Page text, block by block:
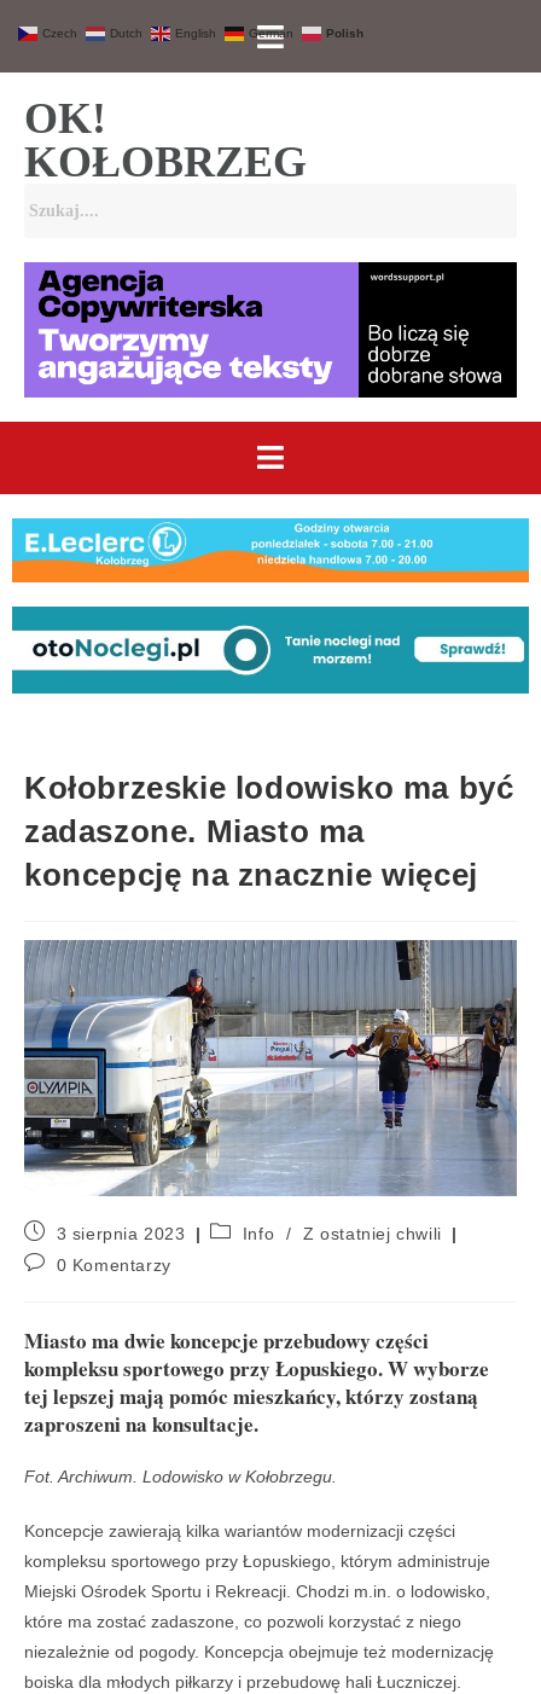
OK!
KOŁOBRZEG
Kołobrzeskie lodowisko ma być
zadaszone. Miasto ma
koncepcję na znacznie więcej
3 sierpnia 2023 Info /
Z ostatniej chwili
0 Komentarzy
Miasto ma dwie koncepcje przebudowy części
kompleksu sportowego przy Łopuskiego. W wyborze
tej lepszej mają pomóc mieszkańcy, którzy zostaną
zaproszeni na konsultacje.
Fot. Archiwum. Lodowisko w Kołobrzegu.
Koncepcje zawierają kilka wariantów modernizacji części
kompleksu sportowego przy Łopuskiego, którym administruje
Miejski Ośrodek Sportu i Rekreacji. Chodzi m.in. o lodowisko,
które ma zostać zadaszone, co pozwoli korzystać z niego
niezależnie od pogody. Koncepcja obejmuje też modernizację
boiska dla młodych piłkarzy i przebudowę hali Łuczniczej.
Czech Dutch English German Polish